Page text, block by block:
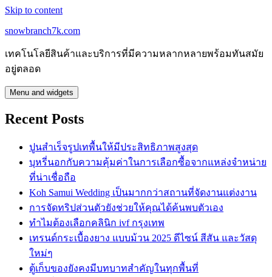
Skip to content
snowbranch7k.com
เทคโนโลยีสินค้าและบริการที่มีความหลากหลายพร้อมทันสมัย
อยู่ตลอด
Menu and widgets
Recent Posts
ปูนสำเร็จรูปเทพื้นให้มีประสิทธิภาพสูงสุด
บุหรี่นอกกับความคุ้มค่าในการเลือกซื้อจากแหล่งจำหน่าย
ที่น่าเชื่อถือ
Koh Samui Wedding เป็นมากกว่าสถานที่จัดงานแต่งงาน
การจัดทริปส่วนตัวยังช่วยให้คุณได้ค้นพบตัวเอง
ทำไมต้องเลือกคลินิก ivf กรุงเทพ
เทรนด์กระเบื้องยาง แบบม้วน 2025 ดีไซน์ สีสัน และวัสดุ
ใหม่ๆ
ตู้เก็บของยังคงมีบทบาทสำคัญในทุกพื้นที่